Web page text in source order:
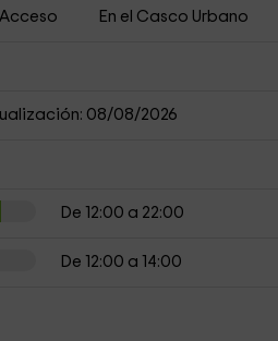
En el Casco Urbano
08/08/2026
De 12:00 a 22:00
De 12:00 a 14:00